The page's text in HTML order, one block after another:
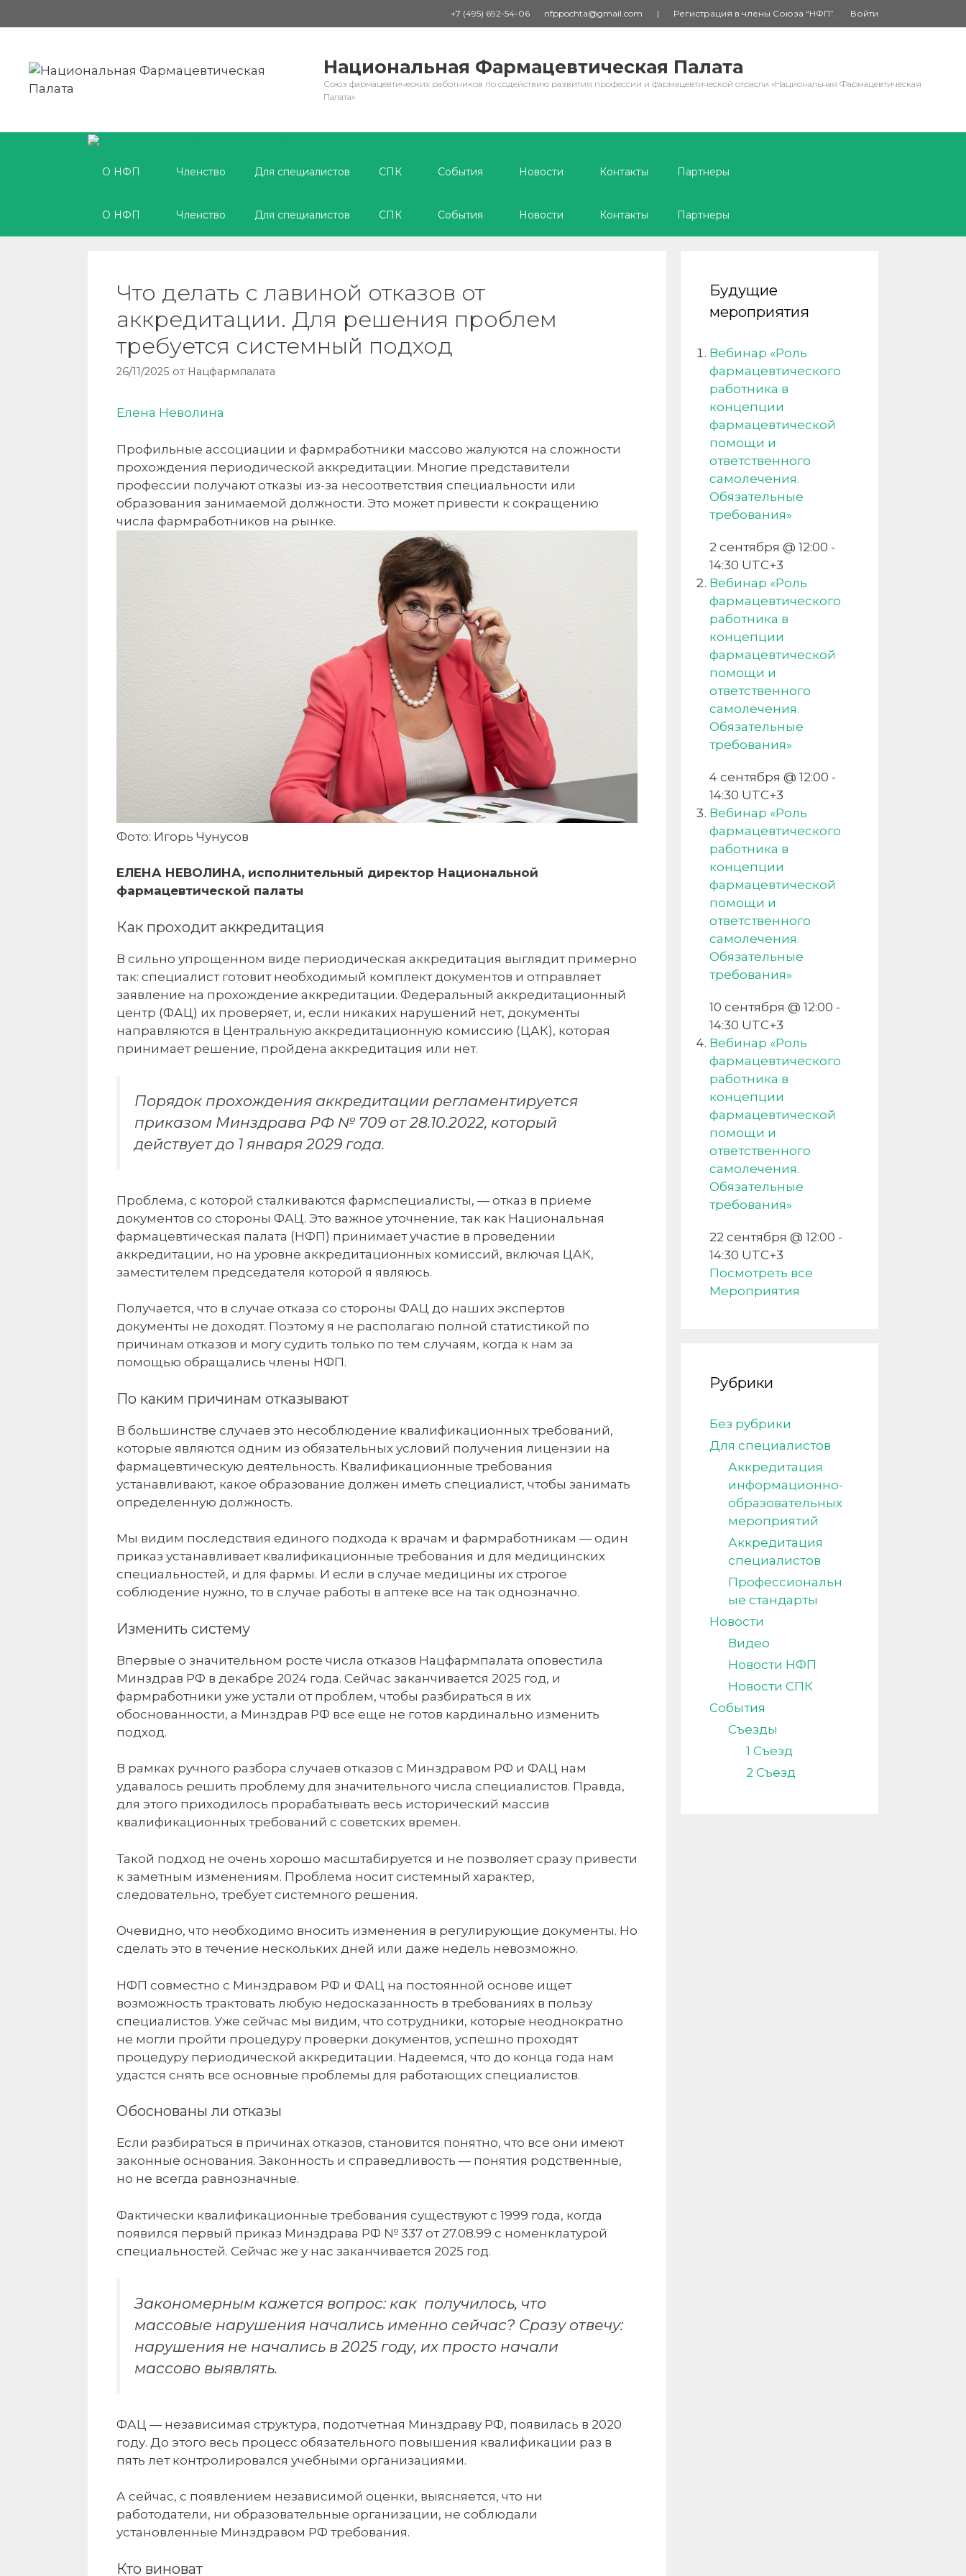
к
+7 (495) 692-54-06 nfppochta@gmail.com | Регистрация в члены Союза “НФП”. Войти
Национальная Фармацевтическая Палата
Союз фармацевтических работников по содействию развития профессии и фармацевтической отрасли «Национальная Фармацевтическая
Палата»
О НФП Членство Для специалистов СПК События Новости Контакты Партнеры
О НФП Членство Для специалистов СПК События Новости Контакты Партнеры
Что делать с лавиной отказов от
аккредитации. Для решения проблем
требуется системный подход
26/11/2025 от Нацфармпалата
Елена Неволина
Профильные ассоциации и фармработники массово жалуются на сложности
прохождения периодической аккредитации. Многие представители
профессии получают отказы из-за несоответствия специальности или
образования занимаемой должности. Это может привести к сокращению
числа фармработников на рынке.
Фото: Игорь Чунусов
ЕЛЕНА НЕВОЛИНА, исполнительный директор Национальной
фармацевтической палаты
Как проходит аккредитация
В сильно упрощенном виде периодическая аккредитация выглядит примерно
так: специалист готовит необходимый комплект документов и отправляет
заявление на прохождение аккредитации. Федеральный аккредитационный
центр (ФАЦ) их проверяет, и, если никаких нарушений нет, документы
направляются в Центральную аккредитационную комиссию (ЦАК), которая
принимает решение, пройдена аккредитация или нет.
Порядок прохождения аккредитации регламентируется
приказом Минздрава РФ № 709 от 28.10.2022, который
действует до 1 января 2029 года.
Проблема, с которой сталкиваются фармспециалисты, — отказ в приеме
документов со стороны ФАЦ. Это важное уточнение, так как Национальная
фармацевтическая палата (НФП) принимает участие в проведении
аккредитации, но на уровне аккредитационных комиссий, включая ЦАК,
заместителем председателя которой я являюсь.
Получается, что в случае отказа со стороны ФАЦ до наших экспертов
документы не доходят. Поэтому я не располагаю полной статистикой по
причинам отказов и могу судить только по тем случаям, когда к нам за
помощью обращались члены НФП.
По каким причинам отказывают
В большинстве случаев это несоблюдение квалификационных требований,
которые являются одним из обязательных условий получения лицензии на
фармацевтическую деятельность. Квалификационные требования
устанавливают, какое образование должен иметь специалист, чтобы занимать
определенную должность.
Мы видим последствия единого подхода к врачам и фармработникам — один
приказ устанавливает квалификационные требования и для медицинских
специальностей, и для фармы. И если в случае медицины их строгое
соблюдение нужно, то в случае работы в аптеке все на так однозначно.
Изменить систему
Впервые о значительном росте числа отказов Нацфармпалата оповестила
Минздрав РФ в декабре 2024 года. Сейчас заканчивается 2025 год, и
фармработники уже устали от проблем, чтобы разбираться в их
обоснованности, а Минздрав РФ все еще не готов кардинально изменить
подход.
В рамках ручного разбора случаев отказов с Минздравом РФ и ФАЦ нам
удавалось решить проблему для значительного числа специалистов. Правда,
для этого приходилось прорабатывать весь исторический массив
квалификационных требований с советских времен.
Такой подход не очень хорошо масштабируется и не позволяет сразу привести
к заметным изменениям. Проблема носит системный характер,
следовательно, требует системного решения.
Очевидно, что необходимо вносить изменения в регулирующие документы. Но
сделать это в течение нескольких дней или даже недель невозможно.
НФП совместно с Минздравом РФ и ФАЦ на постоянной основе ищет
возможность трактовать любую недосказанность в требованиях в пользу
специалистов. Уже сейчас мы видим, что сотрудники, которые неоднократно
не могли пройти процедуру проверки документов, успешно проходят
процедуру периодической аккредитации. Надеемся, что до конца года нам
удастся снять все основные проблемы для работающих специалистов.
Обоснованы ли отказы
Если разбираться в причинах отказов, становится понятно, что все они имеют
законные основания. Законность и справедливость — понятия родственные,
но не всегда равнозначные.
Фактически квалификационные требования существуют с 1999 года, когда
появился первый приказ Минздрава РФ № 337 от 27.08.99 с номенклатурой
специальностей. Сейчас же у нас заканчивается 2025 год.
Закономерным кажется вопрос: как получилось, что
массовые нарушения начались именно сейчас? Сразу отвечу:
нарушения не начались в 2025 году, их просто начали
массово выявлять.
ФАЦ — независимая структура, подотчетная Минздраву РФ, появилась в 2020
году. До этого весь процесс обязательного повышения квалификации раз в
пять лет контролировался учебными организациями.
А сейчас, с появлением независимой оценки, выясняется, что ни
работодатели, ни образовательные организации, не соблюдали
установленные Минздравом РФ требования.
Кто виноват
Будущие
мероприятия
Вебинар «Роль
фармацевтического
работника в
концепции
фармацевтической
помощи и
ответственного
самолечения.
Обязательные
требования»
2 сентября @ 12:00 -
14:30 UTC+3
Вебинар «Роль
фармацевтического
работника в
концепции
фармацевтической
помощи и
ответственного
самолечения.
Обязательные
требования»
4 сентября @ 12:00 -
14:30 UTC+3
Вебинар «Роль
фармацевтического
работника в
концепции
фармацевтической
помощи и
ответственного
самолечения.
Обязательные
требования»
10 сентября @ 12:00 -
14:30 UTC+3
Вебинар «Роль
фармацевтического
работника в
концепции
фармацевтической
помощи и
ответственного
самолечения.
Обязательные
требования»
22 сентября @ 12:00 -
14:30 UTC+3
Посмотреть все
Мероприятия
Рубрики
Без рубрики
Для специалистов
Аккредитация
информационно-
образовательных
мероприятий
Аккредитация
специалистов
Профессиональн
ые стандарты
Новости
Видео
Новости НФП
Новости СПК
События
Съезды
1 Съезд
2 Съезд